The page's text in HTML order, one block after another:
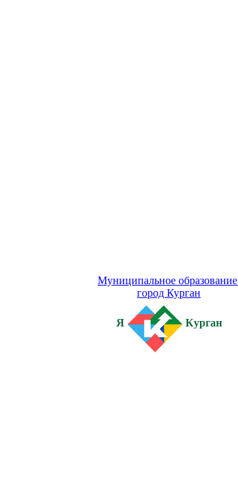
Муниципальное образование
город Курган
Я Курган